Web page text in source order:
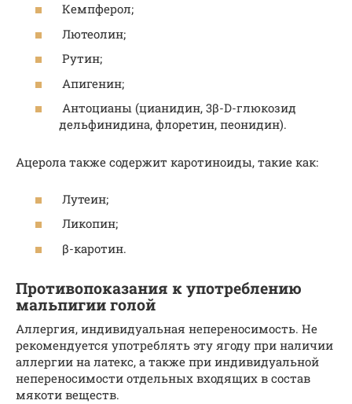
Кемпферол;
Лютеолин;
Рутин;
Апигенин;
Антоцианы (цианидин, 3β-D-глюкозид
дельфинидина, флоретин, пеонидин).
Ацерола также содержит каротиноиды, такие как:
Лутеин;
Ликопин;
β-каротин.
Противопоказания к употреблению
мальпигии голой
Аллергия, индивидуальная непереносимость. Не
рекомендуется употреблять эту ягоду при наличии
аллергии на латекс, а также при индивидуальной
непереносимости отдельных входящих в состав
мякоти веществ.